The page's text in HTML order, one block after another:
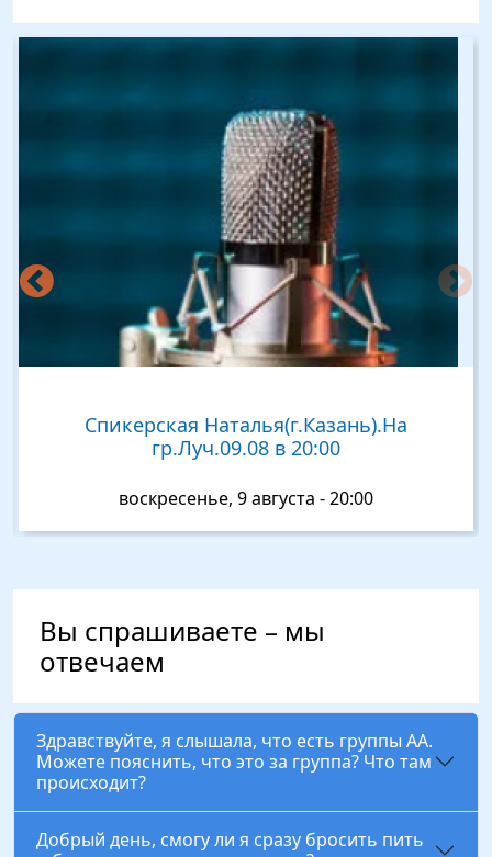
Изображение
Спикерская Наталья(г.Казань).На
гр.Луч.09.08 в 20:00
воскресенье, 9 августа - 20:00
Вы спрашиваете – мы
отвечаем
Здравствуйте, я слышала, что есть группы АА.
Можете пояснить, что это за группа? Что там
происходит?
Добрый день, смогу ли я сразу бросить пить